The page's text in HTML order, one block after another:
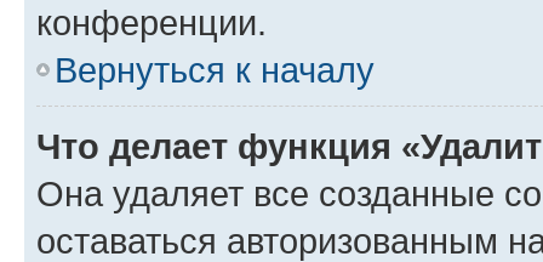
конференции.
Вернуться к началу
Что делает функция
Она удаляет все созданные
оставаться авторизованным